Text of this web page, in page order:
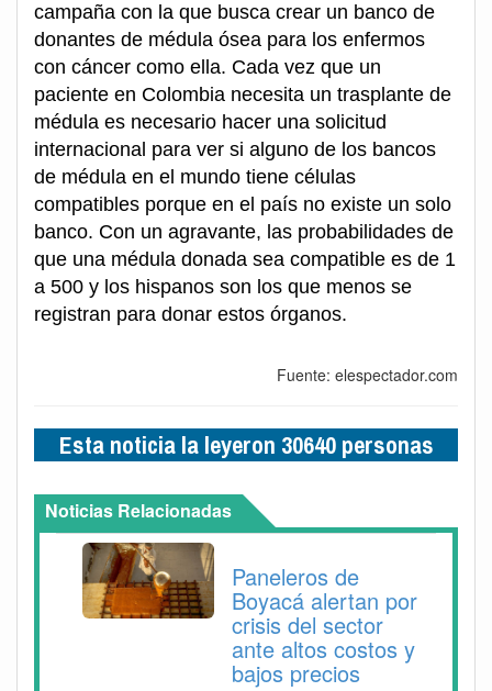
campaña con la que busca crear un banco de
donantes de médula ósea para los enfermos
con cáncer como ella. Cada vez que un
paciente en Colombia necesita un trasplante de
médula es necesario hacer una solicitud
internacional para ver si alguno de los bancos
de médula en el mundo tiene células
compatibles porque en el país no existe un solo
banco. Con un agravante, las probabilidades de
que una médula donada sea compatible es de 1
a 500 y los hispanos son los que menos se
registran para donar estos órganos.
Fuente: elespectador.com
Esta noticia la leyeron 30640 personas
Noticias Relacionadas
Paneleros de
Boyacá alertan por
crisis del sector
ante altos costos y
bajos precios